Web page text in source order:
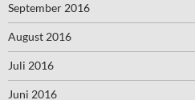
September 2016
August 2016
Juli 2016
Juni 2016